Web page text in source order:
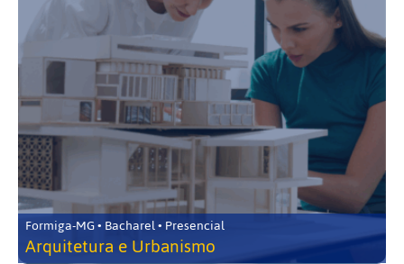
Formiga-MG • Bacharel • Presencial
Arquitetura e Urbanismo